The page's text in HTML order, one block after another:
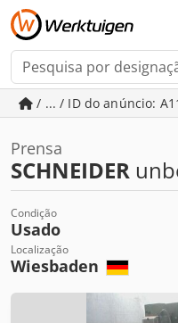
/ ... / ID do anúncio:
Prensa
SCHNEIDER
Condição
Usado
Localização
Wiesbaden